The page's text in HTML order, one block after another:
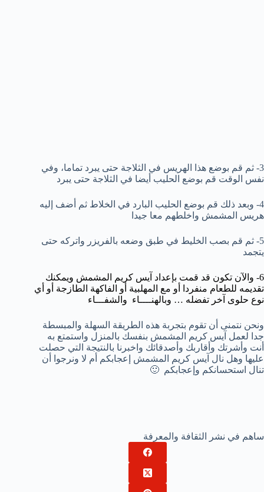
3- ثم قم بوضع هذا الهريس في الثلاجة حتى يبرد تماما، وفي
نفس الوقت قم بوضع الحليب أيضا في الثلاجة حتى يبرد
4- وبعد ذلك قم بوضع الحليب البارد في الخلاط ثم أضف إليه
هريس المشمش واخلطهم معا جيدا
5- ثم قم بصب الخليط في طبق وضعه بالفريزر واتركه حتى
يتجمد
6- والآن تكون قد قمت بإعداد آيس كريم المشمش ويمكنك
تقديمه للطعام منفردا أو مع المهلبية أو الفاكهة الطازجة أو أي
نوع حلوى آخر تفضله … وبالهنــــاء والشفـــاء
ونحن نتمنى أن تقوم بتجربة هذه الطريقة السهلة والمبسطة
جدا لعمل آيس كريم المشمش بنفسك بالمنزل واستمتع به
أنت وأشرتك وأقاربك وأصدقائك واخبرنا بالنتيجة التي حصلت
عليها وهل نال آيس كريم المشمش إعجابكم أم لا ونرجوا أن
تنال استحسانكم وإعجابكم 🙂
ساهم في نشر الثقافة والمعرفة